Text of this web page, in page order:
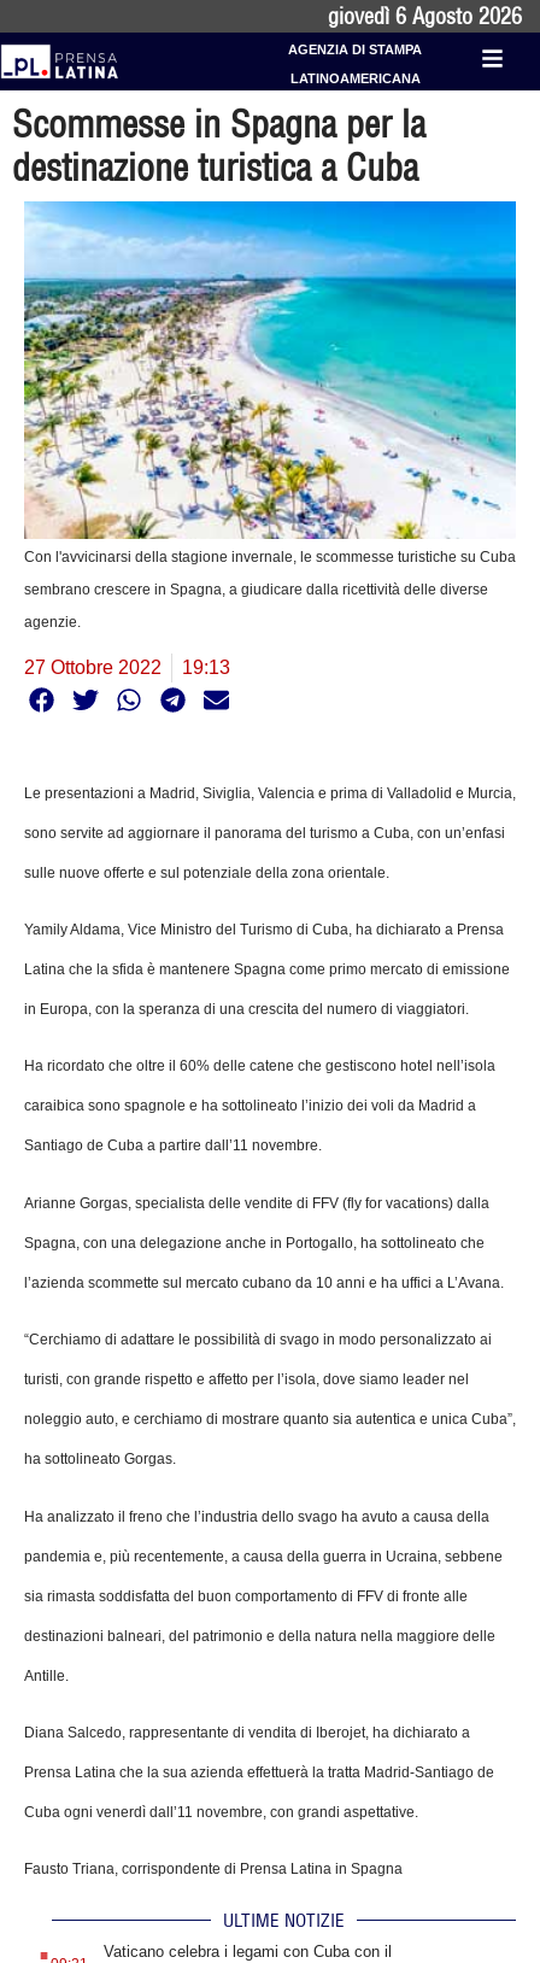
giovedì 6 Agosto 2026
AGENZIA DI STAMPA
LATINOAMERICANA
Scommesse in Spagna per la
destinazione turistica a Cuba
Con l'avvicinarsi della stagione invernale, le scommesse turistiche su Cuba
sembrano crescere in Spagna, a giudicare dalla ricettività delle diverse
agenzie.
27 Ottobre 2022 19:13
Le presentazioni a Madrid, Siviglia, Valencia e prima di Valladolid e Murcia,
sono servite ad aggiornare il panorama del turismo a Cuba, con un’enfasi
sulle nuove offerte e sul potenziale della zona orientale.
Yamily Aldama, Vice Ministro del Turismo di Cuba, ha dichiarato a Prensa
Latina che la sfida è mantenere Spagna come primo mercato di emissione
in Europa, con la speranza di una crescita del numero di viaggiatori.
Ha ricordato che oltre il 60% delle catene che gestiscono hotel nell’isola
caraibica sono spagnole e ha sottolineato l’inizio dei voli da Madrid a
Santiago de Cuba a partire dall’11 novembre.
Arianne Gorgas, specialista delle vendite di FFV (fly for vacations) dalla
Spagna, con una delegazione anche in Portogallo, ha sottolineato che
l’azienda scommette sul mercato cubano da 10 anni e ha uffici a L’Avana.
“Cerchiamo di adattare le possibilità di svago in modo personalizzato ai
turisti, con grande rispetto e affetto per l’isola, dove siamo leader nel
noleggio auto, e cerchiamo di mostrare quanto sia autentica e unica Cuba”,
ha sottolineato Gorgas.
Ha analizzato il freno che l’industria dello svago ha avuto a causa della
pandemia e, più recentemente, a causa della guerra in Ucraina, sebbene
sia rimasta soddisfatta del buon comportamento di FFV di fronte alle
destinazioni balneari, del patrimonio e della natura nella maggiore delle
Antille.
Diana Salcedo, rappresentante di vendita di Iberojet, ha dichiarato a
Prensa Latina che la sua azienda effettuerà la tratta Madrid-Santiago de
Cuba ogni venerdì dall’11 novembre, con grandi aspettative.
Fausto Triana, corrispondente di Prensa Latina in Spagna
ULTIME NOTIZIE
.
Vaticano celebra i legami con Cuba con il